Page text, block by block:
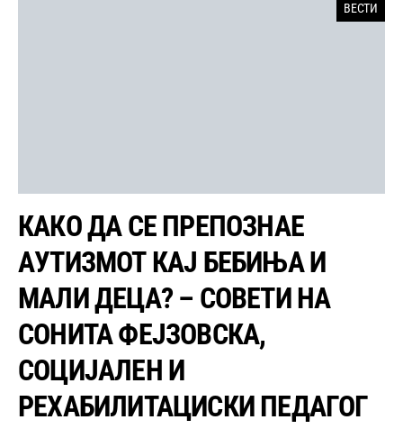
ВЕСТИ
КАКО ДА СЕ ПРЕПОЗНАЕ
АУТИЗМОТ КАЈ БЕБИЊА И
МАЛИ ДЕЦА? – СОВЕТИ НА
СОНИТА ФЕЈЗОВСКА,
СОЦИЈАЛЕН И
РЕХАБИЛИТАЦИСКИ ПЕДАГОГ